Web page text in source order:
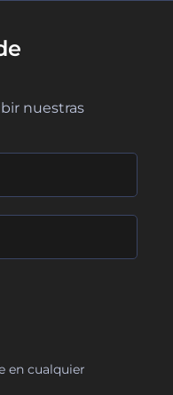
nuestras
en cualquier